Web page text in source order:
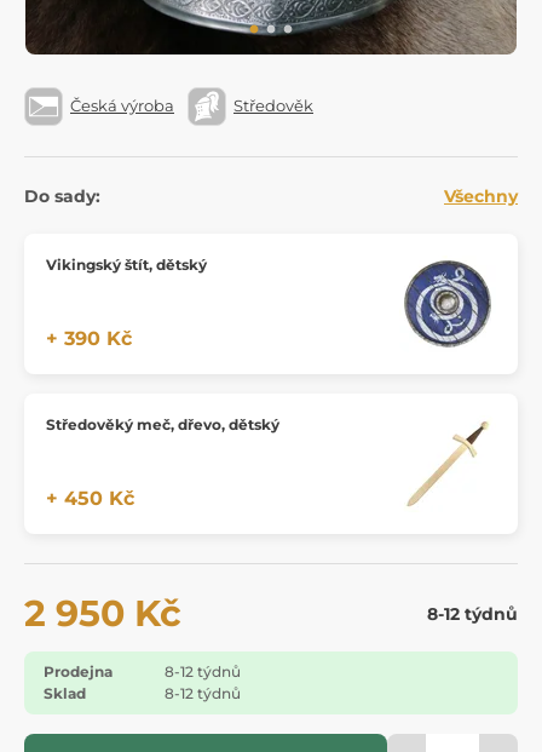
Česká výroba Středověk
Do sady: Všechny
Vikingský štít, dětský
+ 390 Kč
Středověký meč, dřevo, dětský
+ 450 Kč
2 950 Kč 8-12 týdnů
Prodejna
8-12 týdnů
Sklad
8-12 týdnů